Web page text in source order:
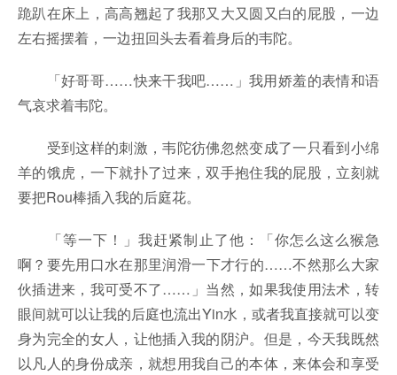
跪趴在床上，高高翘起了我那又大又圆又白的屁股，一边
左右摇摆着，一边扭回头去看着身后的韦陀。
「好哥哥……快来干我吧……」我用娇羞的表情和语
气哀求着韦陀。
受到这样的刺激，韦陀彷佛忽然变成了一只看到小绵
羊的饿虎，一下就扑了过来，双手抱住我的屁股，立刻就
要把Rou棒插入我的后庭花。
「等一下！」我赶紧制止了他：「你怎么这么猴急
啊？要先用口水在那里润滑一下才行的……不然那么大家
伙插进来，我可受不了……」当然，如果我使用法术，转
眼间就可以让我的后庭也流出Yin水，或者我直接就可以变
身为完全的女人，让他插入我的阴沪。但是，今天我既然
以凡人的身份成亲，就想用我自己的本体，来体会和享受